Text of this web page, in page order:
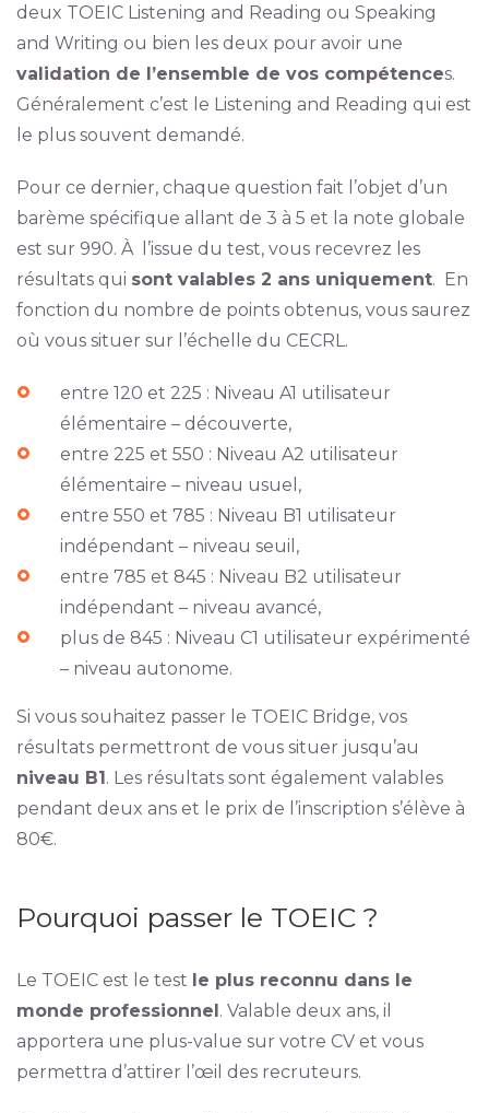
deux TOEIC Listening and Reading ou Speaking
and Writing ou bien les deux pour avoir une
validation de l’ensemble de vos compétences.
Généralement c’est le Listening and Reading qui est
le plus souvent demandé.
Pour ce dernier, chaque question fait l’objet d’un
barème spécifique allant de 3 à 5 et la note globale
est sur 990. À l’issue du test, vous recevrez les
résultats qui sont valables 2 ans uniquement. En
fonction du nombre de points obtenus, vous saurez
où vous situer sur l’échelle du CECRL.
entre 120 et 225 : Niveau A1 utilisateur
élémentaire – découverte,
entre 225 et 550 : Niveau A2 utilisateur
élémentaire – niveau usuel,
entre 550 et 785 : Niveau B1 utilisateur
indépendant – niveau seuil,
entre 785 et 845 : Niveau B2 utilisateur
indépendant – niveau avancé,
plus de 845 : Niveau C1 utilisateur expérimenté
– niveau autonome.
Si vous souhaitez passer le TOEIC Bridge, vos
résultats permettront de vous situer jusqu’au
niveau B1. Les résultats sont également valables
pendant deux ans et le prix de l’inscription s’élève à
80€.
Pourquoi passer le TOEIC ?
Le TOEIC est le test le plus reconnu dans le
monde professionnel. Valable deux ans, il
apportera une plus-value sur votre CV et vous
permettra d’attirer l’œil des recruteurs.